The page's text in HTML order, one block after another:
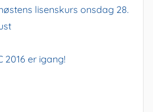
lisenskurs onsdag 28.
2016 er igang!